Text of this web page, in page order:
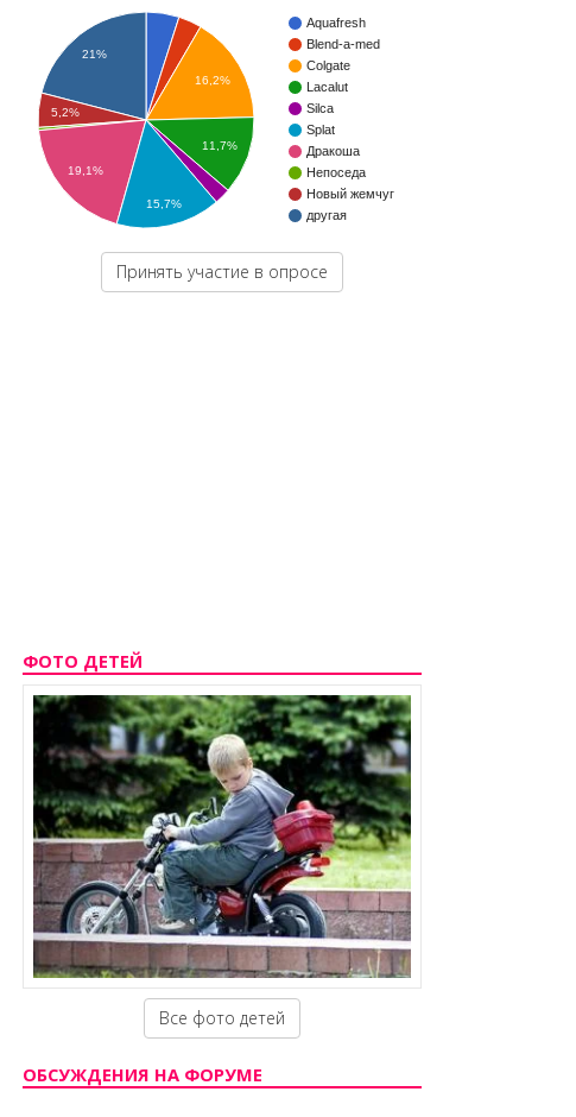
Aquafresh
Blend-a-med
Colgate
Lacalut
Silca
Splat
Дракоша
Непоседа
Новый жемчуг
другая
16,2%
11,7%
21%
5,2%
19,1%
15,7%
Принять участие в опросе
ФОТО ДЕТЕЙ
Все фото детей
ОБСУЖДЕНИЯ НА ФОРУМЕ